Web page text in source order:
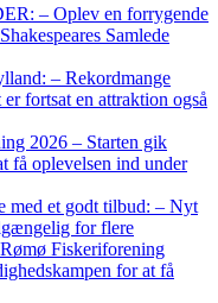
– Oplev en forrygende
Samlede
– Rekordmange
fortsat en attraktion også
2026 – Starten gik
få oplevelsen ind under
med et godt tilbud: – Nyt
for flere
Fiskeriforening
for at få